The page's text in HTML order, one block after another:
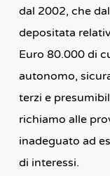
dal 2002, che
depositata
Euro 80.000 di
autonomo,
terzi e
richiamo alle
inadeguato ad
di interessi.